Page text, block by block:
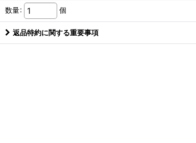
数量: 個
返品特約に関する重要事項